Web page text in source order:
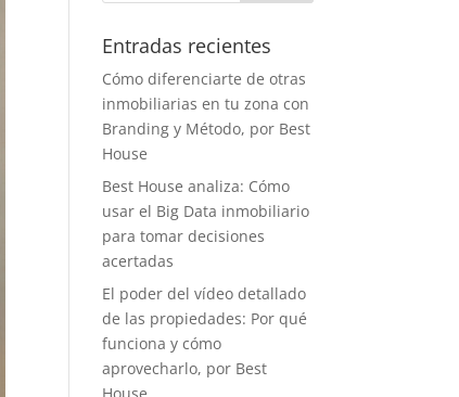
Entradas recientes
Cómo diferenciarte de otras
inmobiliarias en tu zona con
Branding y Método, por Best
House
Best House analiza: Cómo
usar el Big Data inmobiliario
para tomar decisiones
acertadas
El poder del vídeo detallado
de las propiedades: Por qué
funciona y cómo
aprovecharlo, por Best